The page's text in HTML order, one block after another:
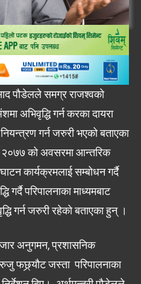
पौडेलले समग्र राजश्वको
अभिवृद्धि गर्न करका दायरा
गर्न जरुरी भएको बताएका
को अवसरमा आन्तरिक
कार्यक्रमलाई सम्बोधन गर्दै
गर्दै परिपालनाका माध्यमबाट
गर्न जरुरी रहेको बताएका हुन् ।
अनुगमन, प्रशासनिक
फछ्र्यौट जस्ता परिपालनाका